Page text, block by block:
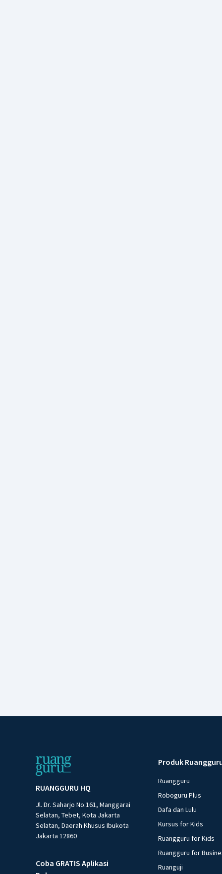
RUANGGURU HQ
Jl. Dr. Saharjo No.161, Manggarai
Selatan, Tebet, Kota Jakarta
Selatan, Daerah Khusus Ibukota
Jakarta 12860
Coba GRATIS Aplikasi
Produk
Ruangguru
Roboguru Plus
Dafa dan Lulu
Kursus for Kids
Ruangguru for Kids
Ruangguru for
Ruanguji